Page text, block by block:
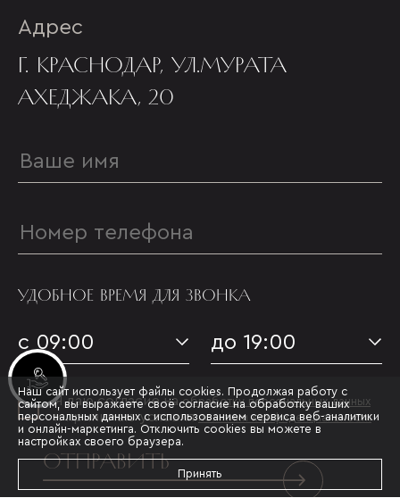
Инвестиционные лоты
Адрес
Г. КРАСНОДАР, УЛ.МУРАТА
АХЕДЖАКА, 20
УДОБНОЕ ВРЕМЯ ДЛЯ ЗВОНКА
с 09:00 до 19:00
Я даю согласие наобработку персональных данных
и принимаю условияполитики конфиденциальности
ОТПРАВИТЬ
Наш сайт использует файлы cookies. Продолжая работу с
сайтом, вы выражаете своё согласие на обработку ваших
персональных данных с использованием сервиса веб-аналитики
и онлайн-маркетинга. Отключить cookies вы можете в
настройках своего браузера.
Принять